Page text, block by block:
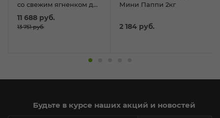
со свежим ягненком для
собак сред.и круп.
11 688 руб.
13 751руб.
Мини Паппи 2кг
2 184 руб.
Будьте в курсе наших акций и новостей